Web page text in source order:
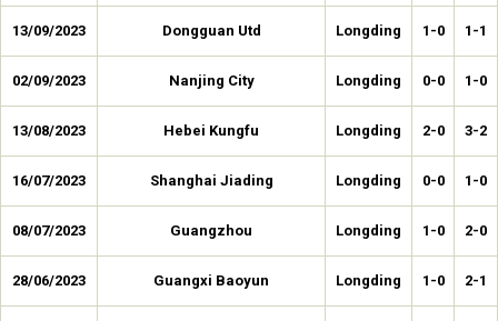
13/09/2023 Dongguan Utd Longding 1-0 1-1
02/09/2023 Nanjing City Longding 0-0 1-0
13/08/2023 Hebei Kungfu Longding 2-0 3-2
16/07/2023 Shanghai Jiading Longding 0-0 1-0
08/07/2023 Guangzhou Longding 1-0 2-0
28/06/2023 Guangxi Baoyun Longding 1-0 2-1